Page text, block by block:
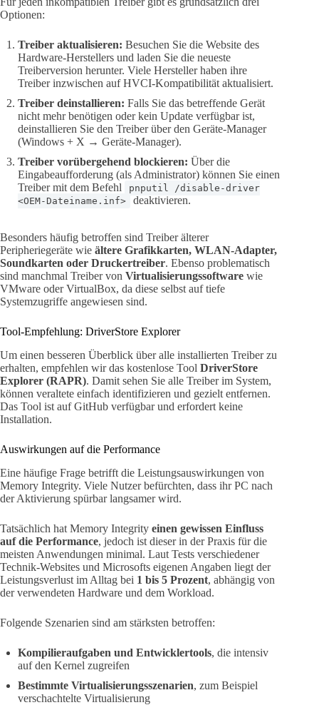
Optionen:
Treiber aktualisieren: Besuchen Sie die Website des
Hardware-Herstellers und laden Sie die neueste
Treiberversion herunter. Viele Hersteller haben ihre
Treiber inzwischen auf HVCI-Kompatibilität aktualisiert.
Treiber deinstallieren: Falls Sie das betreffende Gerät
nicht mehr benötigen oder kein Update verfügbar ist,
deinstallieren Sie den Treiber über den Geräte-Manager
(Windows + X → Geräte-Manager).
Treiber vorübergehend blockieren: Über die
Eingabeaufforderung (als Administrator) können Sie einen
Treiber mit dem Befehl
pnputil /disable-driver
<OEM-Dateiname.inf>
deaktivieren.
Besonders häufig betroffen sind Treiber älterer
Peripheriegeräte wie ältere Grafikkarten, WLAN-Adapter,
Soundkarten oder Druckertreiber. Ebenso problematisch
sind manchmal Treiber von Virtualisierungssoftware wie
VMware oder VirtualBox, da diese selbst auf tiefe
Systemzugriffe angewiesen sind.
Tool-Empfehlung: DriverStore Explorer
Um einen besseren Überblick über alle installierten Treiber zu
erhalten, empfehlen wir das kostenlose Tool DriverStore
Explorer (RAPR). Damit sehen Sie alle Treiber im System,
können veraltete einfach identifizieren und gezielt entfernen.
Das Tool ist auf GitHub verfügbar und erfordert keine
Installation.
Auswirkungen auf die Performance
Eine häufige Frage betrifft die Leistungsauswirkungen von
Memory Integrity. Viele Nutzer befürchten, dass ihr PC nach
der Aktivierung spürbar langsamer wird.
Tatsächlich hat Memory Integrity einen gewissen Einfluss
auf die Performance, jedoch ist dieser in der Praxis für die
meisten Anwendungen minimal. Laut Tests verschiedener
Technik-Websites und Microsofts eigenen Angaben liegt der
Leistungsverlust im Alltag bei 1 bis 5 Prozent, abhängig von
der verwendeten Hardware und dem Workload.
Folgende Szenarien sind am stärksten betroffen:
Kompilieraufgaben und Entwicklertools, die intensiv
auf den Kernel zugreifen
Bestimmte Virtualisierungsszenarien, zum Beispiel
verschachtelte Virtualisierung